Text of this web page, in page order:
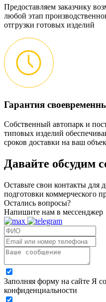
Предоставляем заказчику
любой этап
отгрузки готовых изделий
Гарантия
Собственный автопарк и
типовых изделий
сроков доставки на ваш
Давайте обсудим
Оставьте свои контакты для
подготовки коммерческого
Остались вопросы?
Напишите нам в мессенджер
Заполняя форму на сайте Я
конфиденциальности